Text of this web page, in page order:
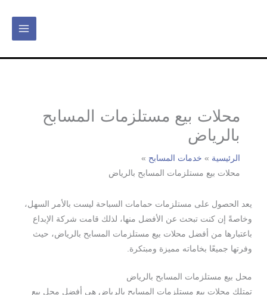
محلات بيع مستلزمات المسابح
بالرياض
الرئيسية
خدمات المسابح
محلات بيع مستلزمات المسابح بالرياض
يعد الحصول على مستلزمات حمامات السباحة ليست بالأمر السهل،
وخاصةً إن كنت تبحث عن الأفضل منها، لذلك قامت شركة الإبداع
باعتبارها من أفضل محلات بيع مستلزمات المسابح بالرياض، حيث
وفرتها جميعًا بخاماته مميزة ومبتكرة.
محل بيع مستلزمات المسابح بالرياض
تمتلك محلات بيع مستلزمات المسابح بالرياض هي أفضل محل بيع